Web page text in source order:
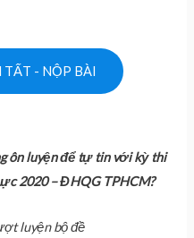
ôn luyện để tự tin với kỳ thi
2020 – ĐHQG TPHCM?
luyện bộ đề